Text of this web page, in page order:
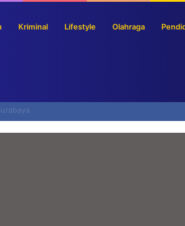
Kriminal Lifestyle Olahraga